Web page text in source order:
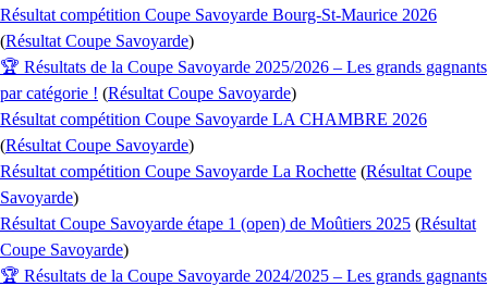
Résultat compétition Coupe Savoyarde Bourg-St-Maurice 2026
(Résultat Coupe Savoyarde)
🏆 Résultats de la Coupe Savoyarde 2025/2026 – Les grands gagnants
par catégorie ! (Résultat Coupe Savoyarde)
Résultat compétition Coupe Savoyarde LA CHAMBRE 2026
(Résultat Coupe Savoyarde)
Résultat compétition Coupe Savoyarde La Rochette (Résultat Coupe
Savoyarde)
Résultat Coupe Savoyarde étape 1 (open) de Moûtiers 2025 (Résultat
Coupe Savoyarde)
🏆 Résultats de la Coupe Savoyarde 2024/2025 – Les grands gagnants